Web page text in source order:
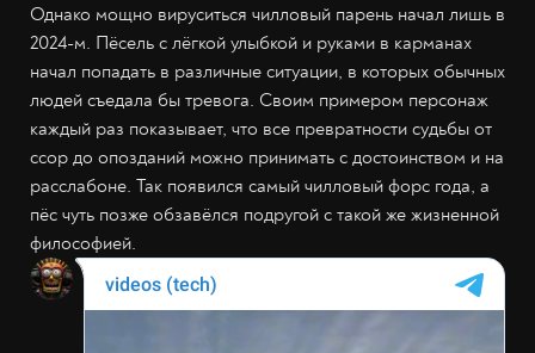
Однако мощно вируситься чилловый парень начал лишь в
2024-м. Пёсель с лёгкой улыбкой и руками в карманах
начал попадать в различные ситуации, в которых обычных
людей съедала бы тревога. Своим примером персонаж
каждый раз показывает, что все превратности судьбы от
ссор до опозданий можно принимать с достоинством и на
расслабоне. Так появился самый чилловый форс года, а
пёс чуть позже обзавёлся подругой с такой же жизненной
философией.